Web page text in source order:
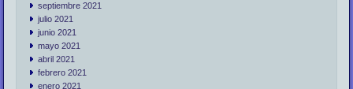
septiembre 2021
julio 2021
junio 2021
mayo 2021
abril 2021
febrero 2021
enero 2021